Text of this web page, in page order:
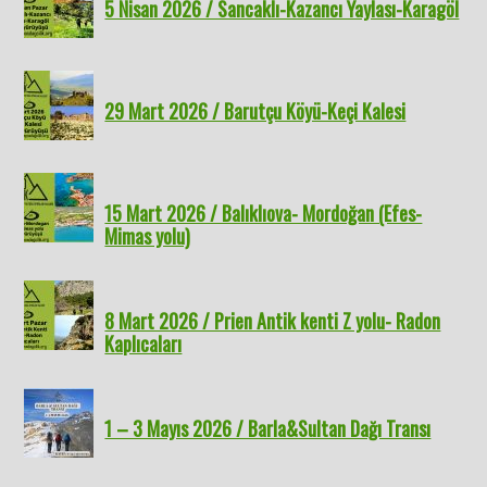
5 Nisan 2026 / Sancaklı-Kazancı Yaylası-Karagöl
29 Mart 2026 / Barutçu Köyü-Keçi Kalesi
15 Mart 2026 / Balıklıova- Mordoğan (Efes-
Mimas yolu)
8 Mart 2026 / Prien Antik kenti Z yolu- Radon
Kaplıcaları
1 – 3 Mayıs 2026 / Barla&Sultan Dağı Transı